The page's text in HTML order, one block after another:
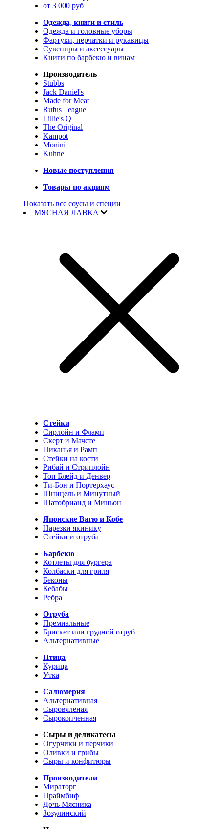
от 3 000 руб
Одежда, книги и стиль
Одежда и головные уборы
Фартуки, перчатки и рукавицы
Сувениры и аксессуары
Книги по барбекю и винам
Производитель
Stubbs
Jack Daniel's
Made for Meat
Rufus Teague
Lillie's Q
The Original
Kampot
Monini
Kuhne
Новые поступления
Товары по акциям
Показать все соусы и специи
МЯСНАЯ ЛАВКА
Стейки
Сирлойн и Фламп
Скерт и Мачете
Пиканья и Рамп
Стейки на кости
Рибай и Стриплойн
Топ Блейд и Денвер
Ти-Бон и Портерхаус
Шницель и Минутный
Шатобрианд и Миньон
Японские Вагю и Кобе
Нарезки якинику
Стейки и отруба
Барбекю
Котлеты для бургера
Колбаски для гриля
Беконы
Кебабы
Ребра
Отруба
Премиальные
Брискет или грудной отруб
Альтернативные
Птица
Курица
Утка
Салюмерия
Альтернативная
Сыровяленая
Сырокопченная
Сыры и деликатесы
Огурчики и перчики
Оливки и грибы
Сыры и конфитюры
Производители
Мираторг
Праймбиф
Дочь Мясника
Зозулинский